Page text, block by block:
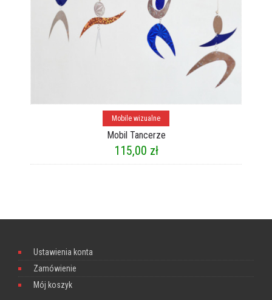
Dodaj do koszyka
Mobile wizualne
Mobil Tancerze
115,00 zł
Ustawienia konta
Zamówienie
Mój koszyk